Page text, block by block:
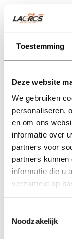
Toestemming
Deze website
We gebruiken
personaliseren,
en om ons
informatie over
partners voor
partners
informatie die u
verzameld op
Noodzakelijk
Nieuwe